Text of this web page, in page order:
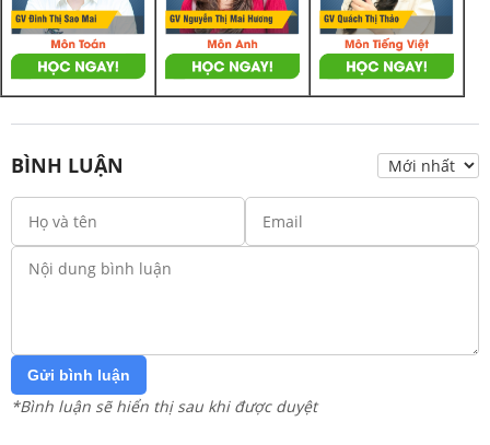
BÌNH LUẬN
Gửi bình luận
*Bình luận sẽ hiển thị sau khi được duyệt